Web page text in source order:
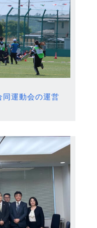
同運動会の運営